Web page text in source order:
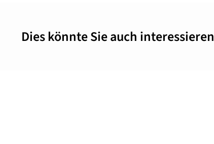
Dies könnte Sie auch interessieren